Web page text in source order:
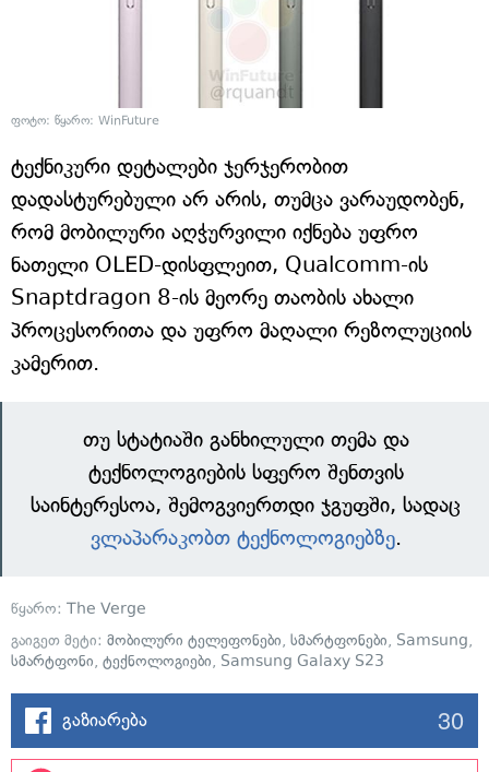
ფოტო: წყარო: WinFuture
ტექნიკური დეტალები ჯერჯერობით
დადასტურებული არ არის, თუმცა ვარაუდობენ,
რომ მობილური აღჭურვილი იქნება უფრო
ნათელი OLED-დისფლეით, Qualcomm-ის
Snaptdragon 8-ის მეორე თაობის ახალი
პროცესორითა და უფრო მაღალი რეზოლუციის
კამერით.
თუ სტატიაში განხილული თემა და
ტექნოლოგიების სფერო შენთვის
საინტერესოა, შემოგვიერთდი ჯგუფში, სადაც
ვლაპარაკობთ ტექნოლოგიებზე.
წყარო: The Verge
გაიგეთ მეტი: მობილური ტელეფონები, სმარტფონები, Samsung,
სმარტფონი, ტექნოლოგიები, Samsung Galaxy S23
გაზიარება 30